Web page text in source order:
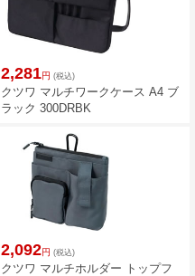
2,281円 (税込)
クツワ マルチワークケース A4 ブ
ラック 300DRBK
2,092円 (税込)
クツワ マルチホルダー トップフ